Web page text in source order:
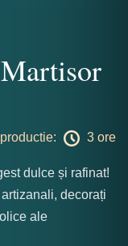
3 ore
dulce și rafinat!
decorați
ale